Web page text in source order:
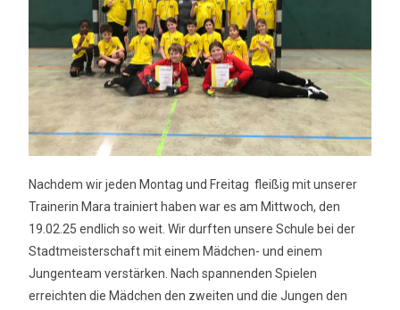
Nachdem wir jeden Montag und Freitag fleißig mit unserer
Trainerin Mara trainiert haben war es am Mittwoch, den
19.02.25 endlich so weit. Wir durften unsere Schule bei der
Stadtmeisterschaft mit einem Mädchen- und einem
Jungenteam verstärken. Nach spannenden Spielen
erreichten die Mädchen den zweiten und die Jungen den